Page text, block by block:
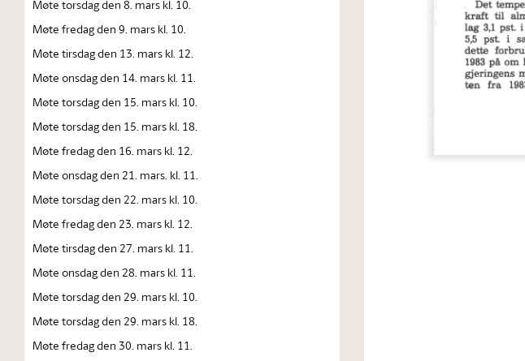
Møte torsdag den 8. mars kl. 10.
Møte fredag den 9. mars kl. 10.
Møte tirsdag den 13. mars kl. 12.
Møte onsdag den 14. mars kl. 11.
Møte torsdag den 15. mars kl. 10.
Møte torsdag den 15. mars kl. 18.
Møte fredag den 16. mars kl. 12.
Møte onsdag den 21. mars. kl. 11.
Møte torsdag den 22. mars kl. 10.
Møte fredag den 23. mars kl. 12.
Møte tirsdag den 27. mars kl. 11.
Møte onsdag den 28. mars kl. 11.
Møte torsdag den 29. mars kl. 10.
Møte torsdag den 29. mars kl. 18.
Møte fredag den 30. mars kl. 11.